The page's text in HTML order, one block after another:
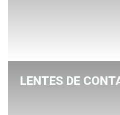
LENTES DE